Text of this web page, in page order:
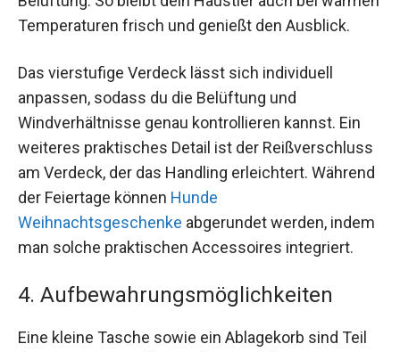
Temperaturen frisch und genießt den Ausblick.
Das vierstufige Verdeck lässt sich individuell
anpassen, sodass du die Belüftung und
Windverhältnisse genau kontrollieren kannst. Ein
weiteres praktisches Detail ist der Reißverschluss
am Verdeck, der das Handling erleichtert. Während
der Feiertage können Hunde
Weihnachtsgeschenke abgerundet werden, indem
man solche praktischen Accessoires integriert.
4. Aufbewahrungsmöglichkeiten
Eine kleine Tasche sowie ein Ablagekorb sind Teil